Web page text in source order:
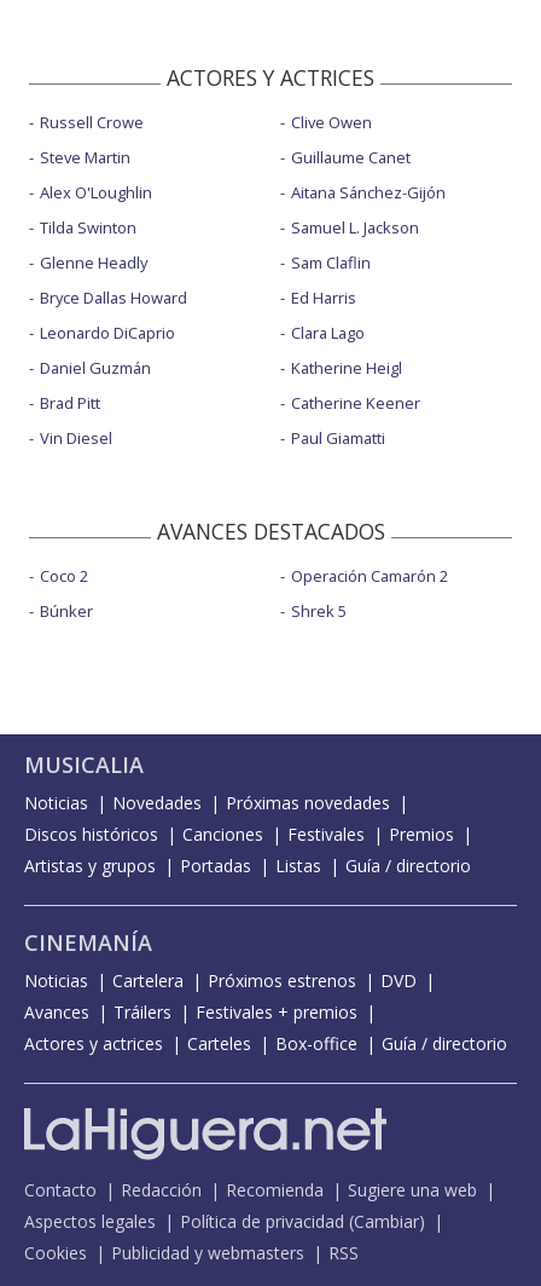
ACTORES Y ACTRICES
Russell Crowe
Steve Martin
Alex O'Loughlin
Tilda Swinton
Glenne Headly
Bryce Dallas Howard
Leonardo DiCaprio
Daniel Guzmán
Brad Pitt
Vin Diesel
Clive Owen
Guillaume Canet
Aitana Sánchez-Gijón
Samuel L. Jackson
Sam Claflin
Ed Harris
Clara Lago
Katherine Heigl
Catherine Keener
Paul Giamatti
AVANCES DESTACADOS
Coco 2
Búnker
Operación Camarón 2
Shrek 5
MUSICALIA
Noticias Novedades
Próximas novedades
Discos históricos
Canciones Festivales
Premios
Artistas y grupos
Portadas Listas Guía / directorio
CINEMANÍA
Noticias Cartelera Próximos estrenos
DVD
Avances
Tráilers
Festivales + premios
Actores y actrices
Carteles Box-office Guía / directorio
Contacto Redacción Recomienda
Sugiere una web
Aspectos legales
Política de privacidad (Cambiar)
Cookies
Publicidad y webmasters RSS